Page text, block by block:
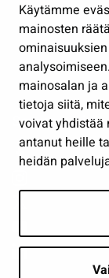
Käytämme
mainosten
mainosalan ja
tietoja siitä,
voivat yhdistää
antanut heille
heidän
Työ ja
Osallistu ja asioi
Näytä omat
Seuraa meitä